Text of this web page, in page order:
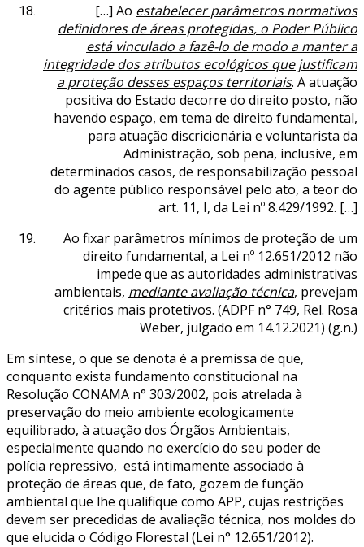
[…] Ao estabelecer parâmetros normativos
definidores de áreas protegidas, o Poder Público
está vinculado a fazê-lo de modo a manter a
integridade dos atributos ecológicos que justificam
a proteção desses espaços territoriais. A atuação
positiva do Estado decorre do direito posto, não
havendo espaço, em tema de direito fundamental,
para atuação discricionária e voluntarista da
Administração, sob pena, inclusive, em
determinados casos, de responsabilização pessoal
do agente público responsável pelo ato, a teor do
art. 11, I, da Lei nº 8.429/1992. […]
Ao fixar parâmetros mínimos de proteção de um
direito fundamental, a Lei nº 12.651/2012 não
impede que as autoridades administrativas
ambientais, mediante avaliação técnica, prevejam
critérios mais protetivos. (ADPF n° 749, Rel. Rosa
Weber, julgado em 14.12.2021) (g.n.)
Em síntese, o que se denota é a premissa de que,
conquanto exista fundamento constitucional na
Resolução CONAMA n° 303/2002, pois atrelada à
preservação do meio ambiente ecologicamente
equilibrado, à atuação dos Órgãos Ambientais,
especialmente quando no exercício do seu poder de
polícia repressivo, está intimamente associado à
proteção de áreas que, de fato, gozem de função
ambiental que lhe qualifique como APP, cujas restrições
devem ser precedidas de avaliação técnica, nos moldes do
que elucida o Código Florestal (Lei n° 12.651/2012).